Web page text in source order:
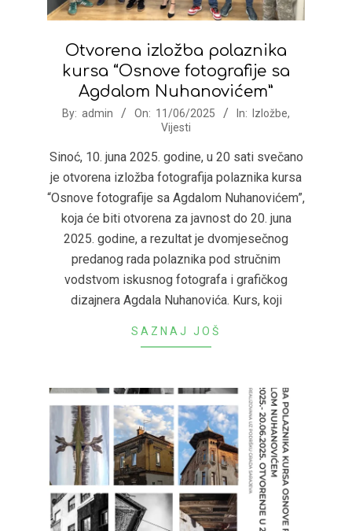
Otvorena izložba polaznika
kursa “Osnove fotografije sa
Agdalom Nuhanovićem”
2025-
11
By: admin On: 11/06/2025 In: Izložbe,
Vijesti
Sinoć, 10. juna 2025. godine, u 20 sati svečano
je otvorena izložba fotografija polaznika kursa
“Osnove fotografije sa Agdalom Nuhanovićem”,
koja će biti otvorena za javnost do 20. juna
2025. godine, a rezultat je dvomjesečnog
predanog rada polaznika pod stručnim
vodstvom iskusnog fotografa i grafičkog
dizajnera Agdala Nuhanovića. Kurs, koji
SAZNAJ JOŠ